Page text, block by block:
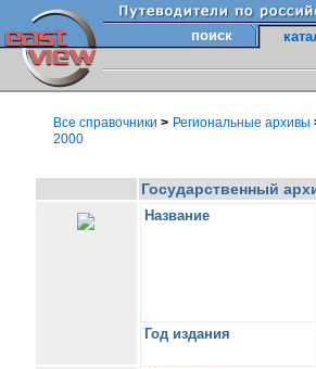
поиск
Все справочники > Региональные архивы
2000
Государственный
Название
Год издания